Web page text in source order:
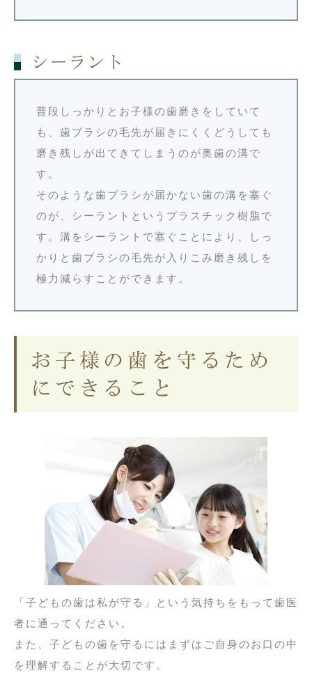
シーラント
普段しっかりとお子様の歯磨きをしていて
も、歯ブラシの毛先が届きにくくどうしても
磨き残しが出てきてしまうのが奥歯の溝で
す。
そのような歯ブラシが届かない歯の溝を塞ぐ
のが、シーラントというプラスチック樹脂で
す。溝をシーラントで塞ぐことにより、しっ
かりと歯ブラシの毛先が入りこみ磨き残しを
極力減らすことができます。
お子様の歯を守るため
にできること
「子どもの歯は私が守る」という気持ちをもって歯医
者に通ってください。
また、子どもの歯を守るにはまずはご自身のお口の中
を理解することが大切です。